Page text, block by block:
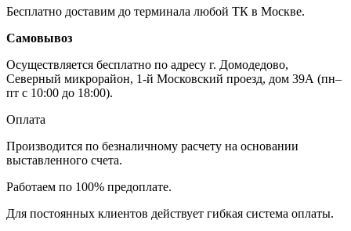
Бесплатно доставим до терминала любой ТК в Москве.
Самовывоз
Осуществляется бесплатно по адресу г. Домодедово,
Северный микрорайон, 1-й Московский проезд, дом 39А (пн–
пт с 10:00 до 18:00).
Оплата
Производится по безналичному расчету на основании
выставленного счета.
Работаем по 100% предоплате.
Для постоянных клиентов действует гибкая система оплаты.